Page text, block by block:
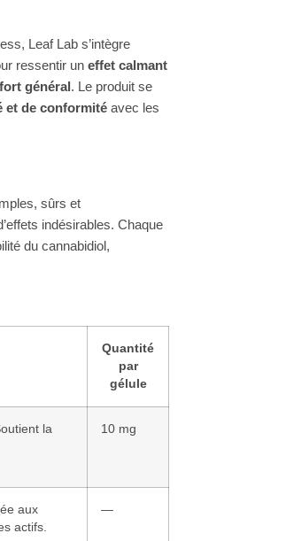
Leaf Lab s’intègre
ressentir un effet calmant
général. Le produit se
et de conformité avec les
sûrs et
indésirables. Chaque
du cannabidiol,
Quantité
par
gélule
la
10 mg
aux
actifs.
—